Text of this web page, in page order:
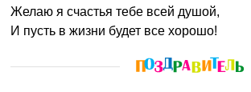
Желаю я счастья тебе всей душой,
И пусть в жизни будет все хорошо!